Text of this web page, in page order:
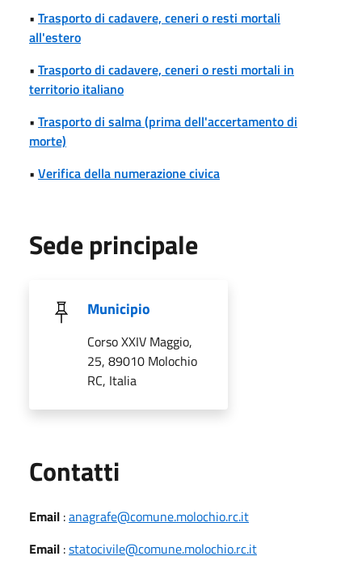
• Trasporto di cadavere, ceneri o resti mortali
all'estero
• Trasporto di cadavere, ceneri o resti mortali in
territorio italiano
• Trasporto di salma (prima dell'accertamento di
morte)
• Verifica della numerazione civica
Sede principale
Municipio
Corso XXIV Maggio,
25, 89010 Molochio
RC, Italia
Contatti
Email :anagrafe@comune.molochio.rc.it
Email :statocivile@comune.molochio.rc.it